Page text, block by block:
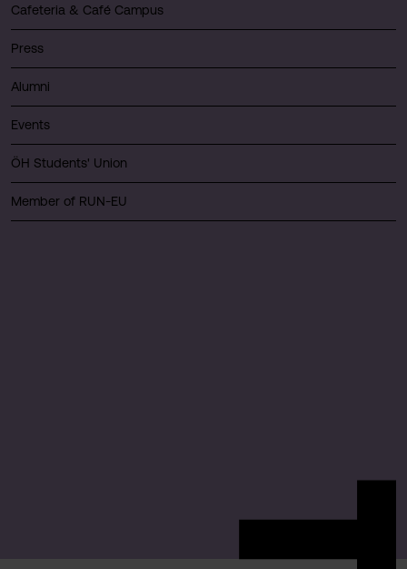
Cafeteria & Café Campus
Press
Alumni
Events
ÖH Students' Union
Member of RUN-EU